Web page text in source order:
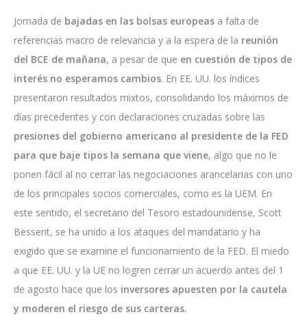
Jornada de bajadas en las bolsas europeas a falta de
referencias macro de relevancia y a la espera de la reunión
del BCE de mañana, a pesar de que en cuestión de tipos de
interés no esperamos cambios. En EE. UU. los índices
presentaron resultados mixtos, consolidando los máximos de
días precedentes y con declaraciones cruzadas sobre las
presiones del gobierno americano al presidente de la FED
para que baje tipos la semana que viene, algo que no le
ponen fácil al no cerrar las negociaciones arancelarias con uno
de los principales socios comerciales, como es la UEM. En
este sentido, el secretario del Tesoro estadounidense, Scott
Bessent, se ha unido a los ataques del mandatario y ha
exigido que se examine el funcionamiento de la FED. El miedo
a que EE. UU. y la UE no logren cerrar un acuerdo antes del 1
de agosto hace que los inversores apuesten por la cautela
y moderen el riesgo de sus carteras.